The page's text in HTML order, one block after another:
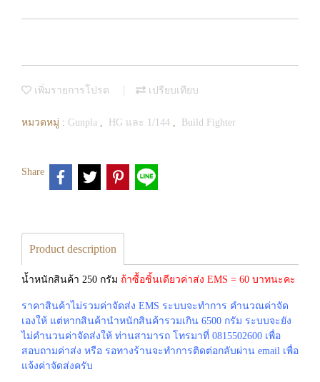
เพิ่มรายการโปรด เปรียบเทียบ
หมวดหมู่ : Gunpla , HG และ 1/144 , Build Fighter
Share
Product description
น้ำหนักสินค้า 250 กรัม ถ้าซื้อชิ้นเดียวค่าส่ง EMS = 60 บาทนะคะ
ราคาสินค้าไม่รวมค่าจัดส่ง EMS ระบบจะทำการ คำนวณค่าจัด
เองให้ แต่หากสินค้านำหนักสินค้ารวมเกิน 6500 กรัม ระบบจะยัง
ไม่คำนวนค่าจัดส่งให้ ท่านสามารถ โทรมาที่ 0815502600 เพื่อ
สอบถามค่าส่ง หรือ รอทางร้านจะทำการติดต่อกลับผ่าน email เพื่อ
แจ้งค่าจัดส่งครับ